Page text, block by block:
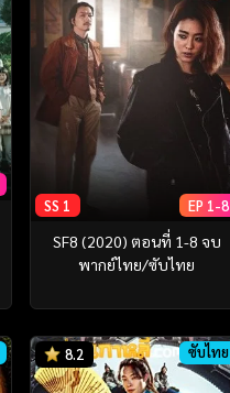
SS 1 EP 1-8
SF8 (2020) ตอนที่ 1-8 จบ
พากย์ไทย/ซับไทย
8.2 ซับไทย